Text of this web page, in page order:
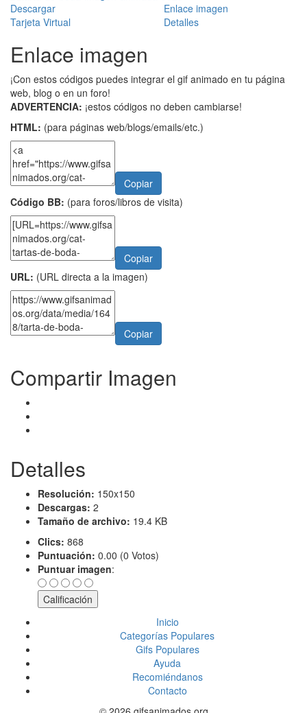
Descargar
Enlace imagen
Tarjeta Virtual
Detalles
Enlace imagen
¡Con estos códigos puedes integrar el gif animado en tu página
web, blog o en un foro!
ADVERTENCIA: ¡estos códigos no deben cambiarse!
HTML: (para páginas web/blogs/emails/etc.)
Copiar
Código BB: (para foros/libros de visita)
Copiar
URL: (URL directa a la imagen)
Copiar
Compartir Imagen
Detalles
Resolución: 150x150
Descargas: 2
Tamaño de archivo: 19.4 KB
Clics: 868
Puntuación: 0.00 (0 Votos)
Puntuar imagen:
Inicio
Categorías Populares
Gifs Populares
Ayuda
Recomiéndanos
Contacto